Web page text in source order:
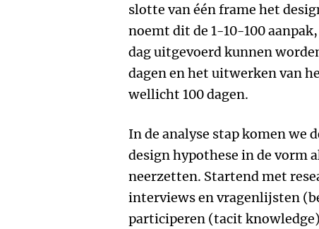
slotte van één frame het
noemt dit de 1-10-100
dag uitgevoerd kunnen
dagen en het uitwerken van
wellicht 100 dagen.
In de analyse stap komen we
design hypothese in de vorm
neerzetten. Startend met
interviews en vragenlijsten
participeren (tacit